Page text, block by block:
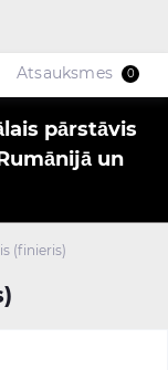
pārstāvis
un
(finieris)
Atsauksmes 0